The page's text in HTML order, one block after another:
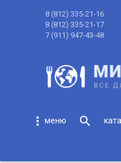
8 (812) 335-21-16
8 (812) 335-21-17
7 (911) 947-43-48
more_vert search